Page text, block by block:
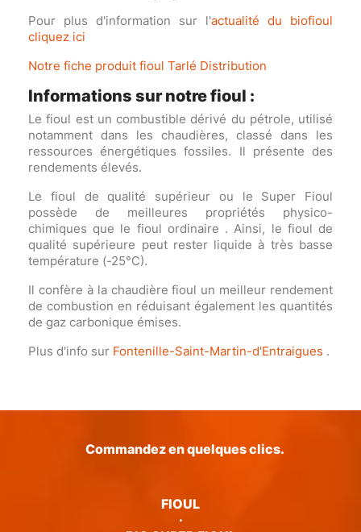
Pour plus d'information sur l'actualité du biofioul
cliquez ici
Notre fiche produit fioul Tarlé Distribution
Informations sur notre fioul :
Le fioul est un combustible dérivé du pétrole, utilisé
notamment dans les chaudières, classé dans les
ressources énergétiques fossiles. Il présente des
rendements élevés.
Le fioul de qualité supérieur ou le Super Fioul
possède de meilleures propriétés physico-
chimiques que le fioul ordinaire . Ainsi, le fioul de
qualité supérieure peut rester liquide à très basse
température (-25°C).
Il confère à la chaudière fioul un meilleur rendement
de combustion en réduisant également les quantités
de gaz carbonique émises.
Plus d'info sur Fontenille-Saint-Martin-d'Entraigues .
Commandez en quelques clics.
FIOUL
·